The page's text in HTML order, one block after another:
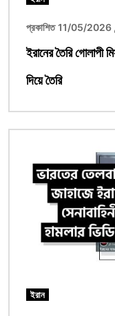
প্রকাশিত 11/05/2026
ইরানের তৈরি গোলাপী
দিয়ে তৈরি
ইরান